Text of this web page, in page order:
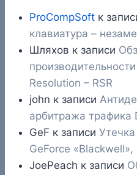
ProCompSoft к
клавиатура –
Шляхов к записи
Resolution – RSR
john к записи
арбитража трафика
GeF к записи Утечка
GeForce
JoePeach к записи